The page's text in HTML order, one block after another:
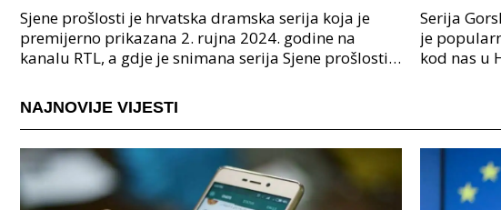
Sjene prošlosti je hrvatska dramska serija koja je
premijerno prikazana 2. rujna 2024. godine na
kanalu RTL, a gdje je snimana serija Sjene prošlosti
Serija
je
kod nas u
NAJNOVIJE VIJESTI